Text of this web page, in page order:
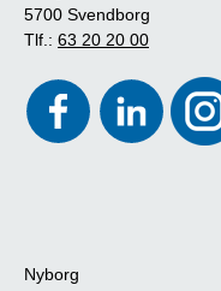
5700 Svendborg
Tlf.: 63 20 20 00
Nyborg